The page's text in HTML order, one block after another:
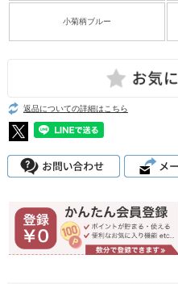
小菊柄ブルー
返品についての詳細はこちら